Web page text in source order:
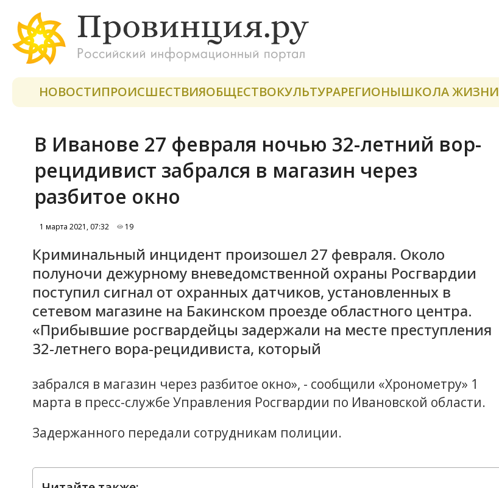
НОВОСТИПРОИСШЕСТВИЯОБЩЕСТВОКУЛЬТУРАРЕГИОНЫШКОЛА ЖИЗНИ
В Иванове 27 февраля ночью 32-летний вор-
рецидивист забрался в магазин через
разбитое окно
1 марта 2021, 07:32 19
Криминальный инцидент произошел 27 февраля. Около
полуночи дежурному вневедомственной охраны Росгвардии
поступил сигнал от охранных датчиков, установленных в
сетевом магазине на Бакинском проезде областного центра.
«Прибывшие росгвардейцы задержали на месте преступления
32-летнего вора-рецидивиста, который
забрался в магазин через разбитое окно», - сообщили «Хронометру» 1
марта в пресс-службе Управления Росгвардии по Ивановской области.
Задержанного передали сотрудникам полиции.